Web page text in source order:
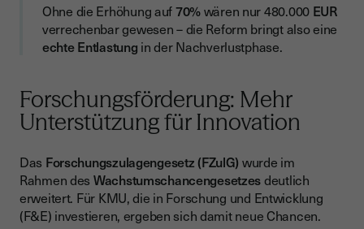
Ohne die Erhöhung auf70%wären nur 480.000 EUR
verrechenbar gewesen – die Reform bringt also eine
echte Entlastung in der Nachverlustphase.
Forschungsförderung: Mehr
Unterstützung für Innovation
Das Forschungszulagengesetz (FZulG) wurde im
Rahmen des Wachstumschancengesetzesdeutlich
erweitert. Für KMU, die in Forschung und Entwicklung
(F&E) investieren, ergeben sich damit neue Chancen.